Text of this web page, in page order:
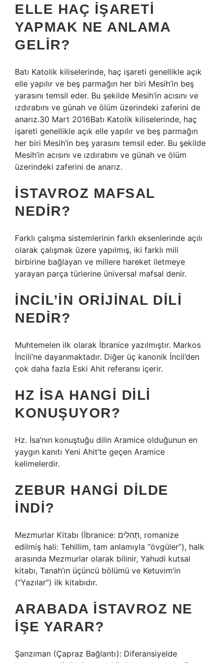
ELLE HAÇ IŞARETI
YAPMAK NE ANLAMA
GELIR?
Batı Katolik kiliselerinde, haç işareti genellikle açık
elle yapılır ve beş parmağın her biri Mesih’in beş
yarasını temsil eder. Bu şekilde Mesih’in acısını ve
ızdırabını ve günah ve ölüm üzerindeki zaferini de
anarız.30 Mart 2016Batı Katolik kiliselerinde, haç
işareti genellikle açık elle yapılır ve beş parmağın
her biri Mesih’in beş yarasını temsil eder. Bu şekilde
Mesih’in acısını ve ızdırabını ve günah ve ölüm
üzerindeki zaferini de anarız.
İSTAVROZ MAFSAL
NEDIR?
Farklı çalışma sistemlerinin farklı eksenlerinde açılı
olarak çalışmak üzere yapılmış, iki farklı mili
birbirine bağlayan ve millere hareket iletmeye
yarayan parça türlerine üniversal mafsal denir.
İNCIL’IN ORIJINAL DILI
NEDIR?
Muhtemelen ilk olarak İbranice yazılmıştır. Markos
İncili’ne dayanmaktadır. Diğer üç kanonik İncil’den
çok daha fazla Eski Ahit referansı içerir.
HZ İSA HANGI DILI
KONUŞUYOR?
Hz. İsa’nın konuştuğu dilin Aramice olduğunun en
yaygın kanıtı Yeni Ahit’te geçen Aramice
kelimelerdir.
ZEBUR HANGI DILDE
INDI?
Mezmurlar Kitabı (İbranice: תְּהִלִּים‎, romanize
edilmiş hali: Tehillim, tam anlamıyla “övgüler”), halk
arasında Mezmurlar olarak bilinir, Yahudi kutsal
kitabı, Tanah’ın üçüncü bölümü ve Ketuvim’in
(“Yazılar”) ilk kitabıdır.
ARABADA ISTAVROZ NE
IŞE YARAR?
Şanzıman (Çapraz Bağlantı): Diferansiyelde